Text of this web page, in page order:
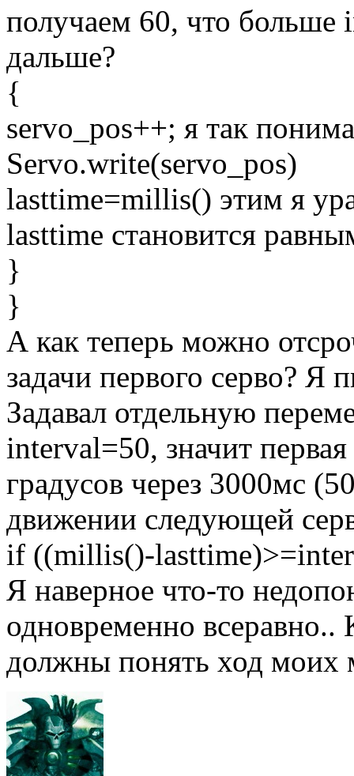
получаем 60, что больше
дальше?
{
servo_pos++; я так
Servo.write(servo_pos)
lasttime=millis() этим я
lasttime становится
}
}
А как теперь можно
задачи первого серво? Я
Задавал отдельную
interval=50, значит
градусов через 3000мс
движении следующей
if ((millis()-
Я наверное что-то
одновременно всеравно..
должны понять ход моих